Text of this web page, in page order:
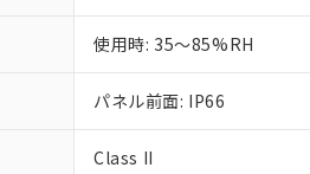
使用時: 35～85%RH
パネル前面: IP66
Class II